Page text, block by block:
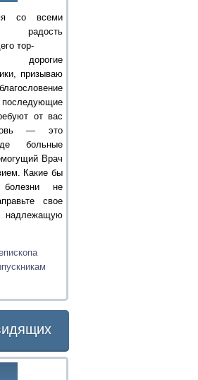
со всеми
радость
тор-
дорогие
призываю
последующие
от вас
— это
больные
Врач
Какие бы
не
свое
надлежащую